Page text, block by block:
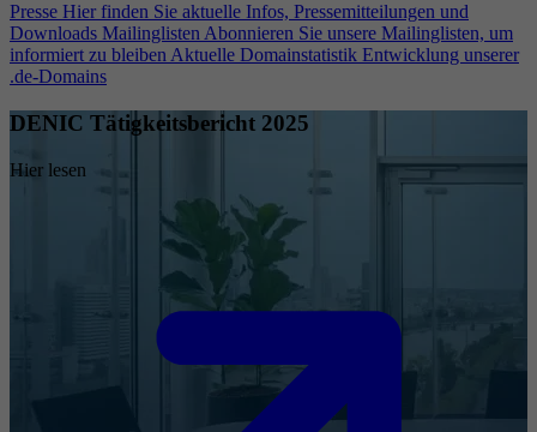
Presse Hier finden Sie aktuelle Infos, Pressemitteilungen und
Downloads Mailinglisten Abonnieren Sie unsere Mailinglisten, um
informiert zu bleiben Aktuelle Domainstatistik Entwicklung unserer
.de-Domains
DENIC Tätigkeitsbericht 2025
Hier lesen